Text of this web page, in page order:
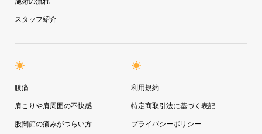
スタッフ紹介
膝痛
肩こりや肩周囲の不快感
股関節の痛みがつらい方
利用規約
特定商取引法に基づく表記
プライバシーポリシー